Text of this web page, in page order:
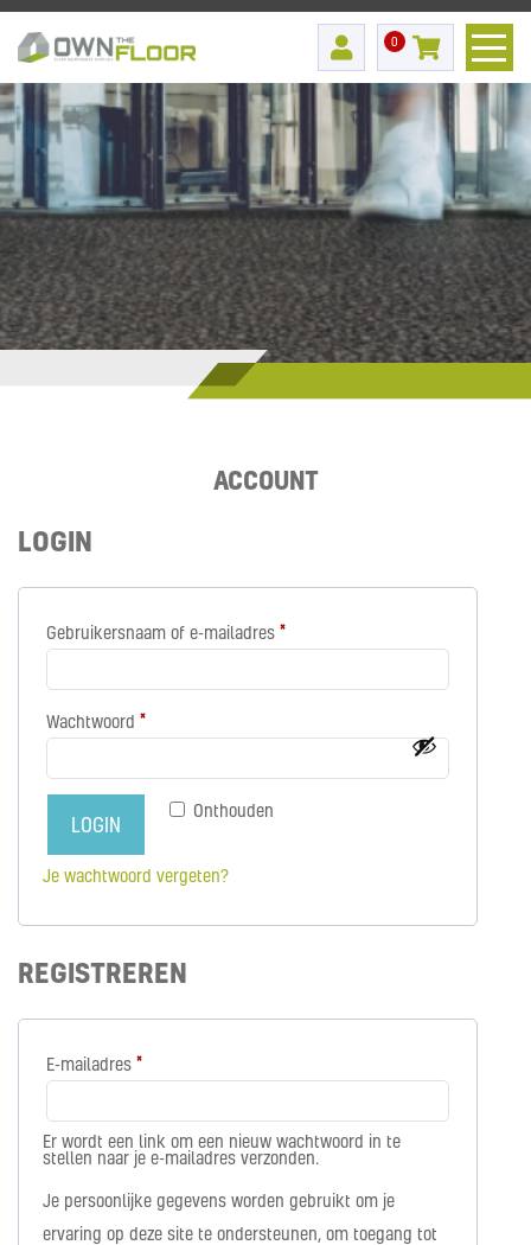
0
ACCOUNT
LOGIN
Gebruikersnaam of e-mailadres *Vereist
Wachtwoord *Vereist
Onthouden
LOGIN
Je wachtwoord vergeten?
REGISTREREN
E-mailadres *Vereist
Er wordt een link om een nieuw wachtwoord in te
stellen naar je e-mailadres verzonden.
Je persoonlijke gegevens worden gebruikt om je
ervaring op deze site te ondersteunen, om toegang tot